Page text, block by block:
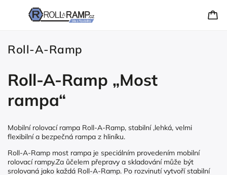
Roll-A-Ramp
Roll-A-Ramp „Most
rampa“
Mobilní rolovací rampa Roll-A-Ramp, stabilní ,lehká, velmi
flexibilní a bezpečná rampa z hliníku.
Roll-A-Ramp most rampa je speciálním provedením mobilní
rolovací rampy.Za ůčelem přepravy a skladování může být
srolovaná jako každá Roll-A-Ramp. Po rozvinutí vytvoří stabilní